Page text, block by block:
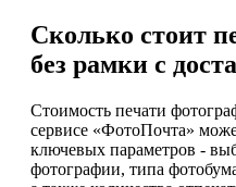
Сколько стоит
без рамки с
Стоимость печати
сервисе «ФотоПочта»
ключевых параметров -
фотографии, типа